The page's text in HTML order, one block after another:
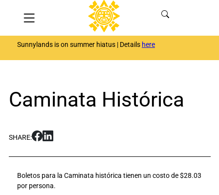
Sunnylands is on summer hiatus | Details here
Menu
Caminata Histórica
SHARE:S
a
e
C
S
a
e
C
Boletos para la Caminata histórica tienen un costo de $28.03
por persona.